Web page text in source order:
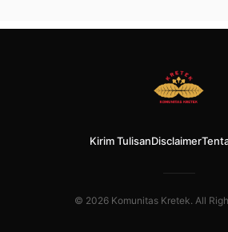
Kirim TulisanDisclaimer
© 2026 Komunitas Kretek. All